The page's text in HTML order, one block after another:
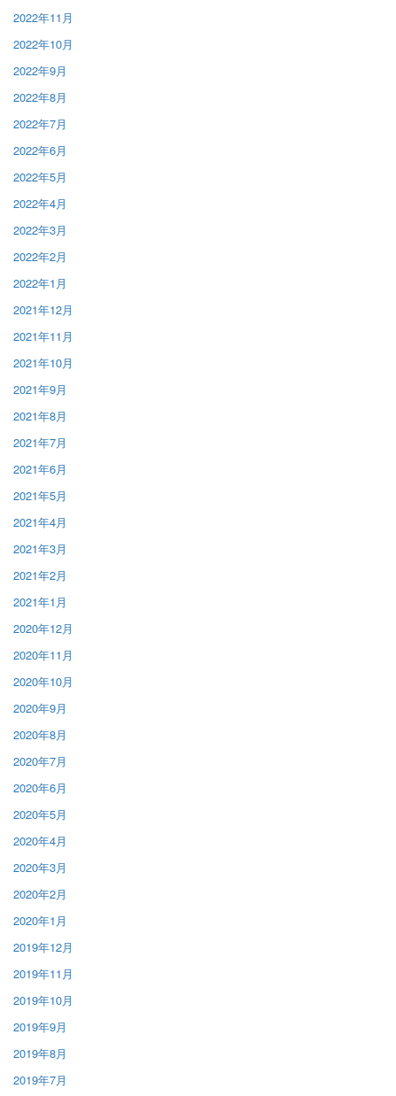
2022年11月
2022年10月
2022年9月
2022年8月
2022年7月
2022年6月
2022年5月
2022年4月
2022年3月
2022年2月
2022年1月
2021年12月
2021年11月
2021年10月
2021年9月
2021年8月
2021年7月
2021年6月
2021年5月
2021年4月
2021年3月
2021年2月
2021年1月
2020年12月
2020年11月
2020年10月
2020年9月
2020年8月
2020年7月
2020年6月
2020年5月
2020年4月
2020年3月
2020年2月
2020年1月
2019年12月
2019年11月
2019年10月
2019年9月
2019年8月
2019年7月